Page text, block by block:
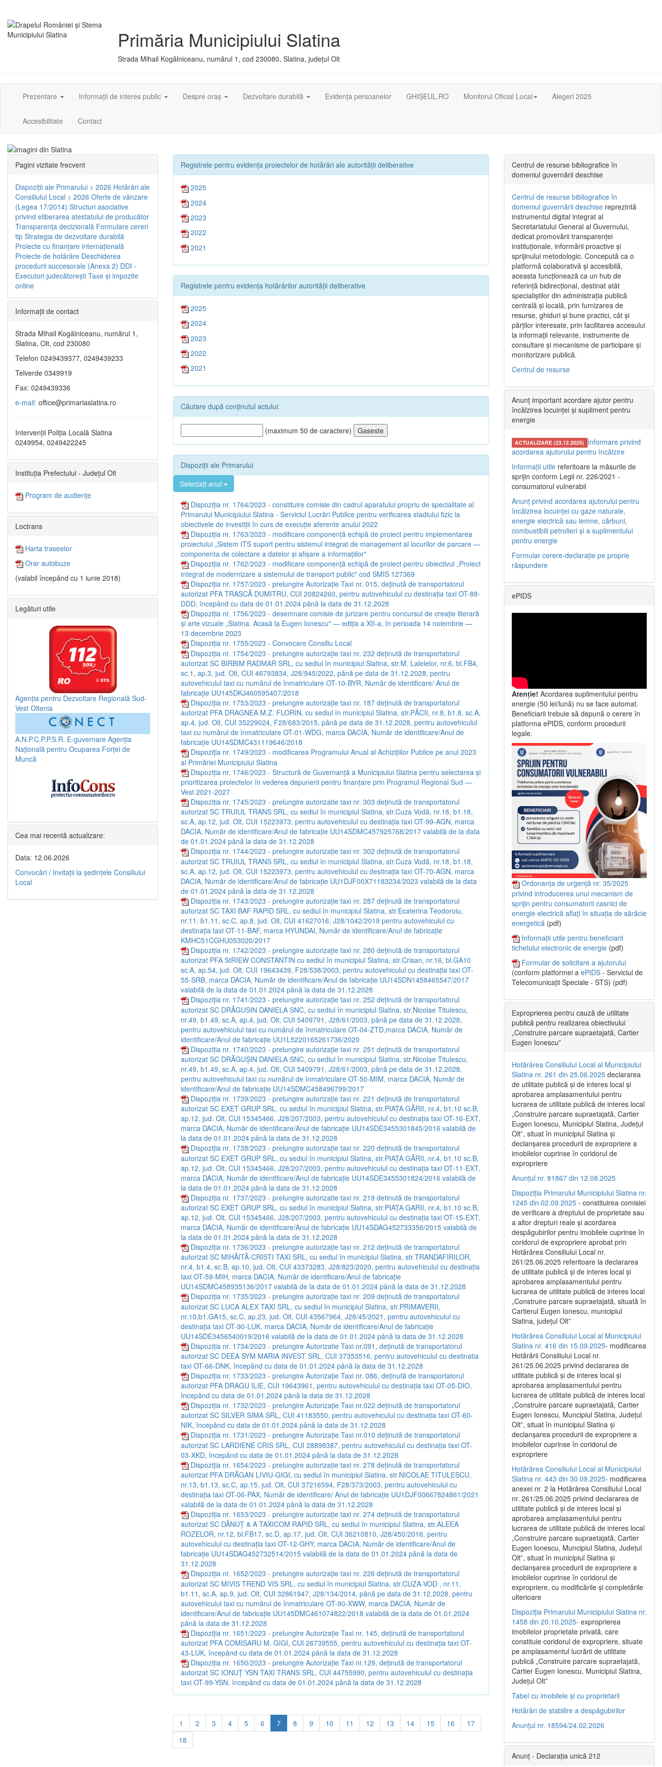
Primăria Municipiului Slatina
Strada Mihail Kogălniceanu, numărul 1, cod 230080, Slatina, județul Olt
Prezentare Informații de interes public Despre oraș Dezvoltare durabilă Evidența persoanelor GHIȘEUL.RO Monitorul Oficial Local Alegeri 2025
Accesibilitate Contact
Registrele pentru evidența proiectelor de hotărâri ale autorității deliberative
2025
2024
2023
2022
2021
Registrele pentru evidența hotărârilor autorității deliberative
2025
2024
2023
2022
2021
Căutare după conținutul actului:
(maximum 50 de caractere)
Dispoziții ale Primarului
Selectați anul
Dispoziția nr. 1764/2023 - constituire comisie din cadrul aparatului propriu de specialitate al
Primarului Municipiului Slatina - Serviciul Lucrări Publice pentru verificarea stadiului fizic la
obiectivele de investiții în curs de execuţie aferente anului 2022
Dispoziția nr. 1763/2023 - modificare componenţă echipă de proiect pentru implementarea
proiectului „Sistem ITS suport pentru sistemul integrat de management al locurilor de parcare —
componenta de colectare a datelor și afişare a informaţiilor"
Dispoziția nr. 1762/2023 - modificare componenţă echipă de proiect pentru obiectivul „Proiect
integrat de modernizare a sistemului de transport public" cod SMIS 127369
Dispoziția nr. 1757/2023 - prelungire Autorizaţie Taxi nr. 015, deţinută de transportatorul
autorizat PFA TRASCĂ DUMITRU, CUI 20824260, pentru autovehiculul cu destinaţia taxi OT-88-
DDD, începând cu data de 01.01.2024 până la data de 31.12.2028
Dispoziția nr. 1756/2023 - desemnare comisie de jurizare pentru concursul de creaţie literară
și arte vizuale „Slatina. Acasă la Eugen Ionescu" — ediţia a XII-a, în perioada 14 noiembrie —
13 decembrie 2023
Dispoziția nr. 1755/2023 - Convocare Consiliu Local
Dispoziția nr. 1754/2023 - prelungire autorizație taxi nr. 232 deţinută de transportatorul
autorizat SC BIRBIM RADMAR SRL, cu sediul în municipiul Slatina, str.M. Lalelelor, nr.6, bl.FB4,
sc.1, ap.3, jud. Olt, CUI 46793834, J28/945/2022, pănă pe data de 31.12.2028, pentru
autovehiculul taxi cu numărul de înmatriculare OT-10-BYR, Număr de identificare/ Anul de
fabricație UU145DKJ460595407/2018
Dispoziția nr. 1753/2023 - prelungire autorizaţie taxi nr. 187 deţinută de transportatorul
autorizat PFA DRAGNEA M.Z. FLORIN, cu sediul în municipiul Slatina, str.PĂCII, nr.8, b1.8, sc.A,
ap.4, jud. Olt, CUI 35229024, F28/683/2015, până pe data de 31.12.2028, pentru autovehiculul
taxi cu numărul de înmatriculare OT-01-WDG, marca DACIA, Număr de identificare/Anul de
fabricaţie UU14SDMC431119646/2018
Dispoziția nr. 1749/2023 - modificarea Programului Anual al Achiziţiilor Publice pe anul 2023
al Primăriei Municipiului Slatina
Dispoziția nr. 1746/2023 - Structură de Guvernanţă a Municipiului Slatina pentru selectarea și
prioritizarea proiectelor în vederea depunerii pentru finanţare prin Programul Regional Sud —
Vest 2021-2027
Dispoziția nr. 1745/2023 - prelungire autorizatie taxi nr. 303 deţinută de transportatorul
autorizat SC TRUIUL TRANS SRL, cu sediul în municipiul Slatina, str.Cuza Vodă, nr.18, b1.18,
sc.A, ap.12, jud. Olt, CUI 15223973, pentru autovehiculul cu destinaţia taxi OT-99-AGN, marca
DACIA, Număr de identificare/Anul de fabricaţie UU14SDMC457925768/2017 valabilă de la data
de 01.01.2024 până la data de 31.12.2028
Dispoziția nr. 1744/2023 - prelungire autorizaţie taxi nr. 302 deţinută de transportatorul
autorizat SC TRUIUL TRANS SRL, cu sediul în municipiul Slatina, str.Cuza Vodă, nr.18, b1.18,
sc.A, ap.12, jud. Olt, CUI 15223973, pentru autovehiculul cu destinaţia taxi OT-70-AGN, marca
DACIA, Număr de identificare/Anul de fabricaţie UU1DJF00X71183234/2023 valabilă de la data
de 01.01.2024 până la data de 31.12.2028
Dispoziția nr. 1743/2023 - prelungire autorizaţie taxi nr. 287 deţinută de transportatorul
autorizat SC TAXI BAF RAPID SRL, cu sediul în municipiul Slatina, str.Ecaterina Teodoroiu,
nr.11, b1.11, sc.C, ap.8, jud. Olt, CUI 41627016, J28/1042/2019 pentru autovehiculul cu
destinaţia taxi OT-11-BAF, marca HYUNDAI, Număr de identificare/Anul de fabricaţie
KMHC51CGHU053020/2017
Dispoziția nr. 1742/2023 - prelungire autorizaţie taxi nr. 280 deţinută de transportatorul
autorizat PFA StRIEW CONSTANTIN cu sediul în municipiul Slatina, str.Crisan, nr.16, bl.GA10
sc.A, ap.54, jud. Olt, CUI 19643439, F28/538/2003, pentru autovehiculul cu destinaţia taxi OT-
55-SRB, marca DACIA, Număr de identificare/Anul de fabricaţie UU14SDN1458465547/2017
valabilă de la data de 01.01.2024 până la data de 31.12.2028
Dispoziția nr. 1741/2023 - prelungire autorizație taxi nr. 252 deţinută de transportatorul
autorizat SC DRĂGUSIN DANIELA SNC, cu sediul în municipiul Slatina, str.Nicolae Titulescu,
nr.49, b1.49, sc.A, ap.4, jud. Olt, CUI 5409791, J28/61/2003, până pe data de 31.12.2028,
pentru autovehiculul taxi cu numărul de înmatriculare OT-04-ZTD,marca DACIA, Număr de
identificare/Anul de fabricație UU1L5220165261736/2020
Dispoziția nr. 1740/2023 - prelungire autorizaţie taxi nr. 251 deţinută de transportatorul
autorizat SC DRĂGUŞIN DANIELA SNC, cu sediul în municipiul Slatina, str.Nicolae Titulescu,
nr.49, b1.49, sc.A, ap.4, jud. Olt, CUI 5409791, J28/61/2003, pănă pe data de 31.12.2028,
pentru autovehiculul taxi cu numărul de înmatriculare OT-50-MIM, marca DACIA, Număr de
identificare/Anul de fabricaţie UU14SDMC458496799/2017
Dispoziția nr. 1739/2023 - prelungire autorizaţie taxi nr. 221 deţinută de transportatorul
autorizat SC EXET GRUP SRL, cu sediul în municipiul Slatina, str.PIAŢA GĂRII, nr.4, b1.10 sc.B,
ap.12, jud. Olt, CUI 15345466, J28/207/2003, pentru autovehiculul cu destinaţia taxi OT-16-EXT,
marca DACIA, Număr de identificare/Anul de fabricaţie UU14SDE3455301845/2016 valabilă de
la data de 01.01.2024 până la data de 31.12.2028
Dispoziția nr. 1738/2023 - prelungire autorizaţie taxi nr. 220 deţinută de transportatorul
autorizat SC EXET GRUP SRL, cu sediul în municipiul Slatina, str.PIAŢA GĂRII, nr.4, b1.10 sc.B,
ap.12, jud. Olt, CUI 15345466, J28/207/2003, pentru autovehiculul cu destinaţia taxi OT-11-EXT,
marca DACIA, Număr de identificare/Anul de fabricaţie UU14SDE3455301824/2016 valabilă de
la data de 01.01.2024 până la data de 31.12.2028
Dispoziția nr. 1737/2023 - prelungire autorizatie taxi nr. 219 detinută de transportatorul
autorizat SC EXET GRUP SRL, cu sediul în municipiul Slatina, str.PIAŢA GARII, nr.4, b1.10 sc.B,
ap.12, jud. Olt, CUI 15345466, J28/207/2003, pentru autovehiculul cu destinația taxi OT-15-EXT,
marca DACIA, Număr de identificare/Anul de fabricație UU14SDAG452733356/2015 valabilă de
la data de 01.01.2024 până la data de 31.12.2028
Dispoziția nr. 1736/2023 - prelungire autorizaţie taxi nr. 212 deţinută de transportatorul
autorizat SC MIHĂITĂ-CRISTI TAXI SRL, cu sediul în municipiul Slatina, str.TRANDAFIRILOR,
nr.4, b1.4, sc.B, ap.10, jud. Olt, CUI 43373283, J28/823/2020, pentru autovehiculul cu destinaţia
taxi OT-59-MIH, marca DACIA, Număr de identificare/Anul de fabricație
UU14SDMC458935136/2017 valabilă de la data de 01.01.2024 până la data de 31.12.2028
Dispoziția nr. 1735/2023 - prelungire autorizaţie taxi nr. 209 deţinută de transportatorul
autorizat SC LUCA ALEX TAXI SRL, cu sediul în municipiul Slatina, str.PRIMAVERII,
nr.10,b1.GA15, sc.C, ap.23, jud. Olt, CUI 43567964, J28/45/2021, pentru autovehiculul cu
destinaţia taxi OT-90-LUK, marca DACIA, Număr de identificare/Anul de fabricaţie
UU14SDE3456540019/2016 valabilă de la data de 01.01.2024 până la data de 31.12.2028
Dispoziția nr. 1734/2023 - prelungire Autorizatie Taxi nr.091, deţinută de transportatorul
autorizat SC DEEA SYM MARIA INVEST SRL, CUI 37353516, pentru autovehiculul cu destinatia
taxi OT-66-DNK, începând cu data de 01.01.2024 până la data de 31.12.2028
Dispoziția nr. 1733/2023 - prelungire Autorizaţie Taxi nr. 086, deţinută de transportatorul
autorizat PFA DRAGU ILIE, CUI 19643961, pentru autovehiculul cu destinaţia taxi OT-05-DIO,
începând cu data de 01.01.2024 până la data de 31.12.2028
Dispoziția nr. 1732/2023 - prelungire Autorizaţie Taxi nr.022 deţinută de transportatorul
autorizat SC SILVER SIMA SRL, CUI 41183550, pentru autovehiculul cu destinaţia taxi OT-60-
NIK, începând cu data de 01.01.2024 până la data de 31.12.2028
Dispoziția nr. 1731/2023 - prelungire Autorizaţie Taxi nr.010 deţinută de transportatorul
autorizat SC LARDIENE CRIS SRL, CUI 28898387, pentru autovehiculul cu destinaţia taxi OT-
03-XKD, începând cu data de 01.01.2024 până la data de 31.12.2028
Dispoziția nr. 1654/2023 - prelungire autorizație taxi nr. 278 deţinută de transportatorul
autorizat PFA DRĂGAN LIVIU-GIGI, cu sediul în municipiul Slatina, str.NICOLAE TITULESCU,
nr.13, b1.13, sc.C, ap.15, jud. Olt, CUI 37216594, F28/373/2003, pentru autovehiculul cu
destinația taxi OT-06-PAX, Număr de identificare/ Anul de fabricaţie UU1DJF00667824861/2021
valabilă de la data de 01.01.2024 până la data de 31.12.2028
Dispoziția nr. 1653/2023 - prelungire autorizaţie taxi nr. 274 deţinută de transportatorul
autorizat SC DĂNUŢ & A TAXICOM RAPID SRL, cu sediul în municipiul Slatina, str.ALEEA
ROZELOR, nr.12, bl.FB17, sc.D, ap.17, jud. Olt, CUI 36210810, J28/450/2016, pentru
autovehiculul cu destinația taxi OT-12-GHY, marca DACIA, Număr de identificare/Anul de
fabricație UU14SDAG452732514/2015 valabilă de la data de 01.01.2024 până la data de
31.12.2028
Dispoziția nr. 1652/2023 - prelungire autorizaţie taxi nr. 226 deţinută de transportatorul
autorizat SC MIVIS TREND VIS SRL, cu sediul în municipiul Slatina, str.CUZA-VOD , nr.11,
b1.11, sc.A, ap.9, jud. Olt, CUI 32861947, J28/134/2014, până pe data de 31.12.2028, pentru
autovehiculul taxi cu numărul de înmatriculare OT-90-XWW, marca DACIA, Număr de
identificare/Anul de fabricație UU145DMC461074822/2018 valabilă de la data de 01.01.2024
până la data de 31.12.2028
Dispoziția nr. 1651/2023 - prelungire Autorizaţie Taxi nr. 145, deţinută de transportatorul
autorizat PFA COMISARU M. GIGI, CUI 26739555, pentru autovehiculul cu destinaţia taxi OT-
43-LUK, începând cu data de 01.01.2024 până la data de 31.12.2028
Dispoziția nr. 1650/2023 - prelungire Autorizaţie Taxi nr.129, deţinută de transportatorul
autorizat SC IONUŢ YSN TAXI TRANS SRL, CUI 44755990, pentru autovehiculul cu destinaţia
taxi OT-99-YSN, începând cu data de 01.01.2024 până la data de 31.12.2028
1 2 3 4 5 6 7 8 9 10 11 12 13 14 15 16
17
18
Pagini vizitate frecvent
Dispoziţii ale Primarului > 2026 Hotărâri ale
Consiliului Local > 2026 Oferte de vânzare
(Legea 17/2014) Structuri asociative
privind eliberarea atestatului de producător
Transparenţa decizională Formulare cereri
tip Strategia de dezvoltare durabilă
Proiecte cu finanţare internaţională
Proiecte de hotărâre Deschiderea
procedurii succesorale (Anexa 2) DDI -
Executori judecătorești Taxe şi impozite
online
Informaţii de contact
Strada Mihail Kogălniceanu, numărul 1,
Slatina, Olt, cod 230080
Telefon 0249439377, 0249439233
Telverde 0349919
Fax: 0249439336
e-mail: office@primariaslatina.ro
Intervenții Poliția Locală Slatina
0249954, 0249422245
Instituția Prefectului - Județul Olt
Program de audiențe
Loctrans
Harta traseelor
Orar autobuze
(valabil începând cu 1 iunie 2018)
Legături utile
Agenția pentru Dezvoltare Regională Sud-
Vest Oltenia
A.N.P.C.P.P.S.R. E-guvernare Agenția
Națională pentru Ocuparea Forței de
Muncă
Cea mai recentă actualizare:
Data: 12.06.2026
Convocări / Invitaţii la şedinţele Consiliului
Local
Centrul de resurse bibliografice în
domeniul guvernării deschise
Centrul de resurse bibliografice în
domeniul guvernării deschise reprezintă
instrumentul digital integrat al
Secretariatului General al Guvernului,
dedicat promovării transparenței
instituționale, informării proactive și
sprijinului metodologic. Concepută ca o
platformă colaborativă și accesibilă,
aceasta funcționează ca un hub de
referință bidirecțional, destinat atât
specialiștilor din administrația publică
centrală și locală, prin furnizarea de
resurse, ghiduri și bune practici, cât și
părților interesate, prin facilitarea accesului
la informații relevante, instrumente de
consultare și mecanisme de participare și
monitorizare publică.
Centrul de resurse
Anunț important acordare ajutor pentru
încălzirea locuinței și supliment pentru
energie
ACTUALIZARE (23.12.2025) Informare privind
acordarea ajutorului pentru încălzire
Informații utile referitoare la măsurile de
sprijin conform Legii nr. 226/2021 -
consumatorul vulnerabil
Anunț privind acordarea ajutorului pentru
încălzirea locuinței cu gaze naturale,
energie electrică sau lemne, cărbuni,
combustibili petrolieri și a suplimentului
pentru energie
Formular cerere-declarație pe proprie
răspundere
ePIDS
Atenție! Acordarea suplimentului pentru
energie (50 lei/lună) nu se face automat.
Beneficiarii trebuie să depună o cerere în
platforma ePIDS, conform procedurii
legale.
Ordonanța de urgență nr. 35/2025
privind introducerea unui mecanism de
sprijin pentru consumatorii casnici de
energie electrică aflați în situația de sărăcie
energetică (pdf)
Informații utile pentru beneficiarii
tichetului electronic de energie (pdf)
Formular de solicitare a ajutorului
(conform platformei a ePIDS - Serviciul de
Telecomunicații Speciale - STS) (pdf)
Exproprierea pentru cauză de utilitate
publică pentru realizarea obiectivului
„Construire parcare supraetajată, Cartier
Eugen Ionescu”
Hotărârea Consiliului Local al Municipiului
Slatina nr. 261 din 25.06.2025 declararea
de utilitate publică și de interes local și
aprobarea amplasamentului pentru
lucrarea de utilitate publică de interes local
„Construire parcare supraetajată, Cartier
Eugen Ionescu, Municipiul Slatina, Județul
Olt”, situat în municipiul Slatina și
declanșarea procedurii de expropriere a
imobilelor cuprinse în coridorul de
expropriere
Anunțul nr. 81867 din 12.08.2025
Dispoziția Primarului Municipiului Slatina nr.
1245 din 02.09.2025 - constituirea comisiei
de verificare a dreptului de proprietate sau
a altor drepturi reale și acordarea
despăgubirilor pentru imobilele cuprinse în
coridorul de expropriere aprobat prin
Hotărârea Consiliului Local nr.
261/25.06.2025 referitoare la declararea
de utilitate publică și de interes local și
aprobarea amplasamentului pentru
lucrarea de utilitate publică de interes local
„Construire parcare supraetajată, situată în
Cartierul Eugen Ionescu, municipiul
Slatina, județul Olt”
Hotărârea Consiliului Local al Municipiului
Slatina nr. 416 din 15.09.2025- modificarea
Hotărârii Consiliului Local nr.
261/25.06.2025 privind declararea de
utilitate publică și de interes local și
aprobarea amplasamentului pentru
lucrarea de utilitate publică de interes local
„Construire parcare supraetajată, Cartier
Eugen Ionescu, Muncipiul Slatina, Județul
Olt”, situat în municipiul Slatina și
declanșarea procedurii de expropriere a
imobilelor cuprinse în coridorul de
expropriere
Hotărârea Consiliului Local al Municipiului
Slatina nr. 443 din 30.09.2025- modificarea
anexei nr. 2 la Hotărârea Consiliului Local
nr. 261/25.06.2025 privind declararea de
utilitate publică şi de interes local şi
aprobarea amplasamentului pentru
lucrarea de utilitate publică de interes local
„Construire parcare supraetajată, Cartier
Eugen Ionescu, Muncipiul Slatina, Judeţul
Olt”, situat în municipiul Slatina şi
declanşarea procedurii de expropriere a
imobilelor cuprinse în coridorul de
expropriere, cu modificările şi completările
ulterioare
Dispoziția Primarului Municipiului Slatina nr.
1458 din 20.10.2025- exproprierea
imobilelor proprietate privată, care
constituie coridorul de expropriere, situate
pe amplasamentul lucrării de utilitate
publică „Construire parcare supraetajată,
Cartier Eugen Ionescu, Municipiul Slatina,
Județul Olt”
Tabel cu imobilele și cu proprietarii
Hotărâri de stabilire a despăgubirilor
Anunțul nr. 18594/24.02.2026
Anunț - Declarația unică 212